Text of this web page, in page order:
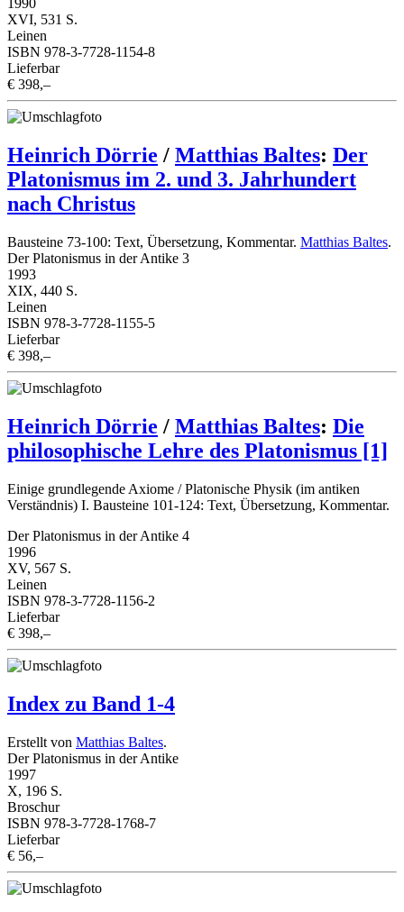
1990
XVI, 531 S.
Leinen
ISBN 978-3-7728-1154-8
Lieferbar
€ 398,–
Heinrich Dörrie / Matthias Baltes: Der
Platonismus im 2. und 3. Jahrhundert
nach Christus
Bausteine 73-100: Text, Übersetzung, Kommentar. Matthias Baltes.
Der Platonismus in der Antike 3
1993
XIX, 440 S.
Leinen
ISBN 978-3-7728-1155-5
Lieferbar
€ 398,–
Heinrich Dörrie / Matthias Baltes: Die
philosophische Lehre des Platonismus [1]
Einige grundlegende Axiome / Platonische Physik (im antiken
Verständnis) I. Bausteine 101-124: Text, Übersetzung, Kommentar.
Der Platonismus in der Antike 4
1996
XV, 567 S.
Leinen
ISBN 978-3-7728-1156-2
Lieferbar
€ 398,–
Index zu Band 1-4
Erstellt von Matthias Baltes.
Der Platonismus in der Antike
1997
X, 196 S.
Broschur
ISBN 978-3-7728-1768-7
Lieferbar
€ 56,–